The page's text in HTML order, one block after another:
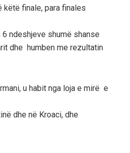
këtë finale, para finales
ndeshjeve shumë shanse
dhe humben me rezultatin
u habit nga loja e mirë e
dhe në Kroaci, dhe